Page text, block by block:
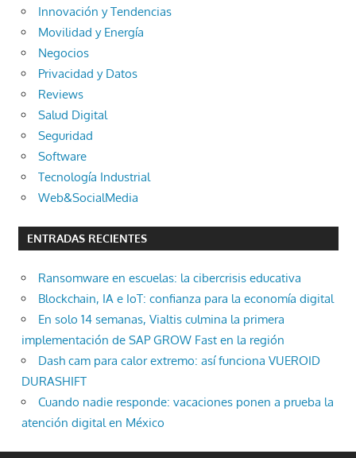
Innovación y Tendencias
Movilidad y Energía
Negocios
Privacidad y Datos
Reviews
Salud Digital
Seguridad
Software
Tecnología Industrial
Web&SocialMedia
ENTRADAS RECIENTES
Ransomware en escuelas: la cibercrisis educativa
Blockchain, IA e IoT: confianza para la economía digital
En solo 14 semanas, Vialtis culmina la primera
implementación de SAP GROW Fast en la región
Dash cam para calor extremo: así funciona VUEROID
DURASHIFT
Cuando nadie responde: vacaciones ponen a prueba la
atención digital en México